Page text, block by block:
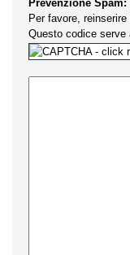
Prevenzione Spam:
Per favore,
Questo codice